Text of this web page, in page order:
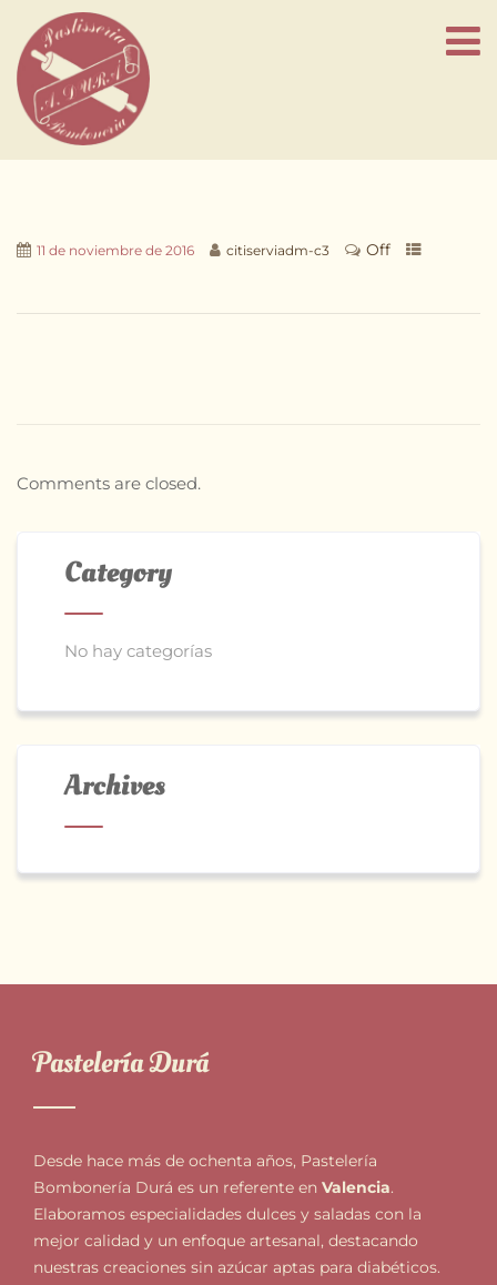
11 de noviembre de 2016 citiserviadm-c3 Off
Comments are closed.
Category
No hay categorías
Archives
Pastelería Durá
Desde hace más de ochenta años, Pastelería
Bombonería Durá es un referente en Valencia.
Elaboramos especialidades dulces y saladas con la
mejor calidad y un enfoque artesanal, destacando
nuestras creaciones sin azúcar aptas para diabéticos.